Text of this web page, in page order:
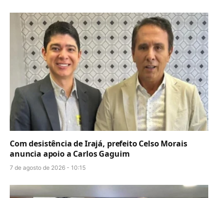
Com desistência de Irajá, prefeito Celso Morais
anuncia apoio a Carlos Gaguim
7 de agosto de 2026 - 10:15